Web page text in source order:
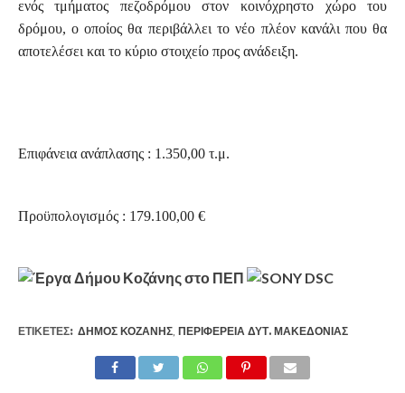
ενός τμήματος πεζοδρόμου στον κοινόχρηστο χώρο του
δρόμου, ο οποίος θα περιβάλλει το νέο πλέον κανάλι που θα
αποτελέσει και το κύριο στοιχείο προς ανάδειξη.
Επιφάνεια ανάπλασης : 1.350,00 τ.μ.
Προϋπολογισμός : 179.100,00 €
ΕΤΙΚΕΤΕΣ: ΔΉΜΟΣ ΚΟΖΆΝΗΣ, ΠΕΡΙΦΈΡΕΙΑ ΔΥΤ. ΜΑΚΕΔΟΝΊΑΣ